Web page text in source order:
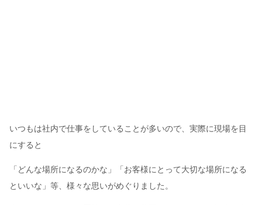
いつもは社内で仕事をしていることが多いので、実際に現場を目
にすると
「どんな場所になるのかな」「お客様にとって大切な場所になる
といいな」等、様々な思いがめぐりました。